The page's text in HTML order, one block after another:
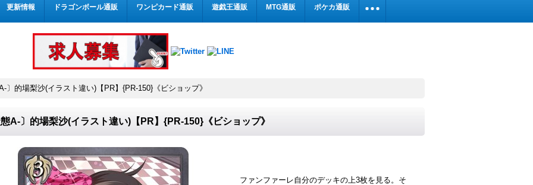
更新情報 ドラゴンボール通販 ワンピカード通販 遊戯王通販 MTG通販 ポケカ通販
〕的場梨沙(イラスト違い)【PR】{PR-150}《ビショップ》
A-〕的場梨沙(イラスト違い)【PR】{PR-150}《ビショップ》
ファンファーレ自分のデッキの上3枚を見る。そ